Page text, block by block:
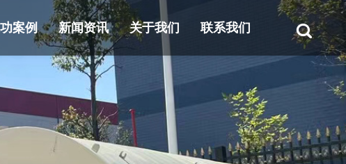
案例 新闻资讯 关于我们 联系我们